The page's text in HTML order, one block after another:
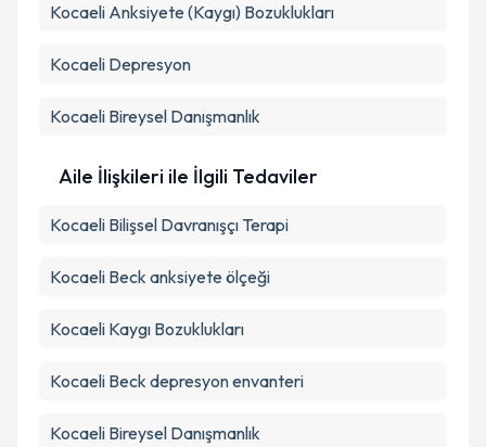
Kocaeli Anksiyete (Kaygı) Bozuklukları
Kocaeli Depresyon
Kocaeli Bireysel Danışmanlık
Aile İlişkileri ile İlgili Tedaviler
Kocaeli Bilişsel Davranışçı Terapi
Kocaeli Beck anksiyete ölçeği
Kocaeli Kaygı Bozuklukları
Kocaeli Beck depresyon envanteri
Kocaeli Bireysel Danışmanlık